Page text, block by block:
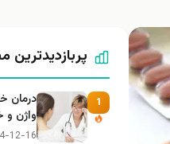
پربازدیدترین
1
درمان
واژن و
12-16